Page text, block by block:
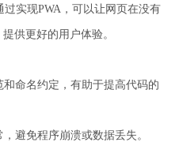
过实现PWA，可以让网页在没有
供更好的用户体验。
命名约定，有助于提高代码的
避免程序崩溃或数据丢失。